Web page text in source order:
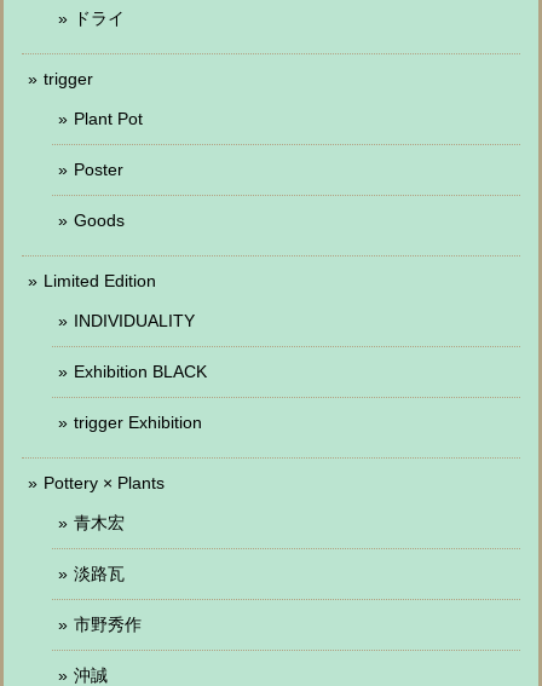
ドライ
trigger
Plant Pot
Poster
Goods
Limited Edition
INDIVIDUALITY
Exhibition BLACK
trigger Exhibition
Pottery × Plants
青木宏
淡路瓦
市野秀作
沖誠